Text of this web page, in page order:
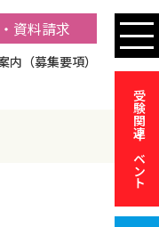
資料請求
内（募集要項）
受験関連イベント